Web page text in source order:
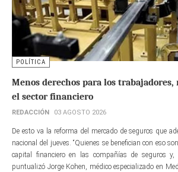
POLÍTICA
Menos derechos para los trabajadores,
el sector financiero
REDACCIÓN 03 AGOSTO 2026
De esto va la reforma del mercado de seguros que
nacional del jueves. “Quienes se benefician con eso
capital financiero en las compañías de seguros y,
puntualizó Jorge Kohen, médico especializado en